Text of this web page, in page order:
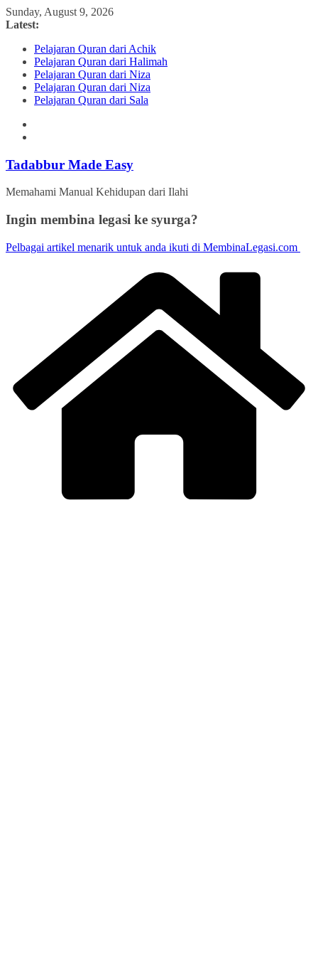
Skip
to
Sunday, August 9, 2026
Latest:
Pelajaran Quran dari Achik
Pelajaran Quran dari Halimah
Pelajaran Quran dari Niza
Pelajaran Quran dari Niza
Pelajaran Quran dari Sala
Tadabbur Made Easy
Memahami Manual Kehidupan dari Ilahi
Ingin membina legasi ke syurga?
Pelbagai artikel menarik untuk anda ikuti di MembinaLegasi.com